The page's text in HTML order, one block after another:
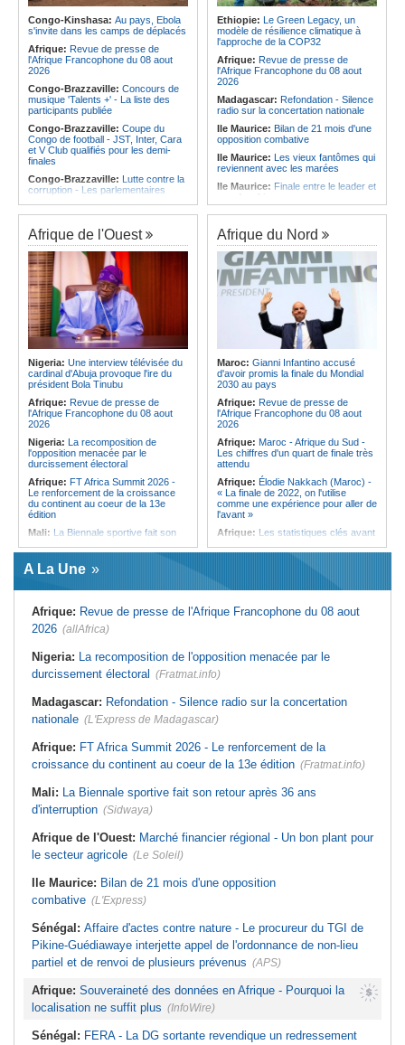
d'Ivoire et l'Algérie
Afrique:Le Maroc et l'Afrique du
Sud se retrouvent quatre ans après
la finale
Afrique:
Côte d'Ivoire - Algérie, un
membre de la Commission de
législation de l'ACNOA
Angola:Plus de 20 oeuvres
exposées pour l'anniversaire de
Kaniaki Cultural
Congo-Kinshasa: Au pays, Ebola
s'invite dans les camps de déplacés
Afrique: Revue de presse de
l'Afrique Francophone du 08 aout
2026
Congo-Brazzaville: Concours de
musique 'Talents +' - La liste des
participants publiée
Congo-Brazzaville: Coupe du
Congo de football - JST, Inter, Cara
et V Club qualifiés pour les demi-
finales
Congo-Brazzaville: Lutte contre la
corruption - Les parlementaires
Congo-Brazzaville:Santé publique
- Ollombo réceptionne son hôpital de
référence
Congo-Brazzaville:
Lutte contre
les épidémies - Les employés de la
maison de retraite Kambissi en
formation
Congo-Brazzaville:Distinction -
Darrel Ornelle Elion Assiana promue
maître-assistant Cames
Afrique:Naomi Eto (Cameroun) - «
Face au Nigeria, nous donnerons
tout sur le terrain. »
Cameroun:Ngoh Ngoh, l'homme
qui signe à la place de Biya
Ethiopie: Le Green Legacy, un
modèle de résilience climatique à
l'approche de la COP32
Afrique: Revue de presse de
l'Afrique Francophone du 08 aout
2026
Madagascar: Refondation - Silence
radio sur la concertation nationale
Ile Maurice: Bilan de 21 mois d'une
opposition combative
Ile Maurice: Les vieux fantômes qui
reviennent avec les marées
Ile Maurice: Finale entre le leader et
son dauphin
Ile Maurice:Roshi Bhadain -
gouvernma, li mem lopozision»
Afrique:Adrien Duval conserve
son siège au Parlement panafricain
Ile Maurice:Du lourd pour La Cure
Waves, ASPL 2000 épargné
Madagascar:
Danse - La création
chorégraphique rassemble ses
Afrique de l'Ouest
Nigeria: Une interview télévisée du
cardinal d'Abuja provoque l'ire du
président Bola Tinubu
Afrique: Revue de presse de
l'Afrique Francophone du 08 aout
2026
Nigeria: La recomposition de
l'opposition menacée par le
durcissement électoral
Afrique: FT Africa Summit 2026 -
Le renforcement de la croissance
du continent au coeur de la 13e
édition
Mali: La Biennale sportive fait son
Afrique de l'Ouest:
financier régional - Un bon plant
revendique un redressement
financier du fonds
nature - Le procureur du TGI de
Pikine-Guédiawaye interjette appel
de l'ordonnance de non-lieu partiel et
Sénégal:FERA - Priorité à
l'économie de la préservation,
Cheikh Dieng décline sa vision
Sénégal:
Cheikh Dieng définit ses
axes prioritaires pour restructurer le
Fonds d'entretien routier autonome
Afrique du Nord
Maroc: Gianni Infantino accusé
d'avoir promis la finale du Mondial
2030 au pays
Afrique: Revue de presse de
l'Afrique Francophone du 08 aout
2026
Afrique: Maroc - Afrique du Sud -
Les chiffres d'un quart de finale très
attendu
Afrique: Élodie Nakkach (Maroc) -
« La finale de 2022, on l'utilise
comme une expérience pour aller de
l'avant »
Afrique: Les statistiques clés avant
d'Ivoire et l'Algérie
la finale
Afrique:Côte d'Ivoire - Algérie, un
Sénégal bat la Tunisie et prend le
quart
Tunisie:
interconnecté « One Health »
Tunisie:
les startups à l'international
A La Une
Afrique: Revue de presse de l'Afrique Francophone du 08 aout
2026 (allAfrica)
Nigeria: La recomposition de l'opposition menacée par le
durcissement électoral (Fratmat.info)
Madagascar: Refondation - Silence radio sur la concertation
nationale (L'Express de Madagascar)
Afrique: FT Africa Summit 2026 - Le renforcement de la
croissance du continent au coeur de la 13e édition (Fratmat.info)
Mali: La Biennale sportive fait son retour après 36 ans
d'interruption (Sidwaya)
Afrique de l'Ouest: Marché financier régional - Un bon plant pour
le secteur agricole (Le Soleil)
Ile Maurice: Bilan de 21 mois d'une opposition
combative (L'Express)
Sénégal: Affaire d'actes contre nature - Le procureur du TGI de
Pikine-Guédiawaye interjette appel de l'ordonnance de non-lieu
partiel et de renvoi de plusieurs prévenus (APS)
Afrique: Souveraineté des données en Afrique - Pourquoi la
localisation ne suffit plus (InfoWire)
Sénégal: FERA - La DG sortante revendique un redressement